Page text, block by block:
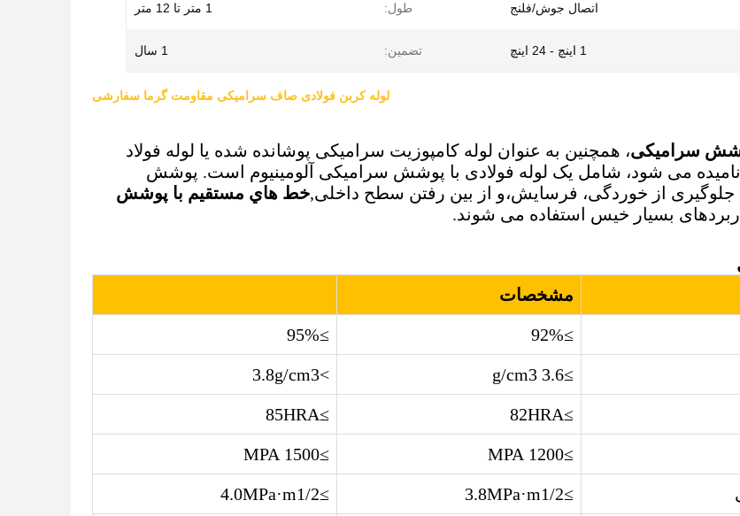
اتصال جوش/فلنج طول: 1 متر تا 12 متر
1 اینچ - 24 اینچ تضمین: 1 سال
لوله کربن فولادی صاف سرامیکی مقاومت گرما سفارشی
سرامیکی، همچنین به عنوان لوله کامپوزیت سرامیکی پوشانده شده یا لوله فولاد
می شود، شامل یک لوله فولادی با پوشش سرامیکی آلومینیوم است. پوشش
جلوگیری از خوردگی، فرسایش،و از بین رفتن سطح داخلی,خط هاي مستقيم با پوشش
بسیار خیس استفاده می شوند.
مشخصات
≥92%
≥95%
≥3.6 g/cm3
>3.8g/cm3
≥82HRA
≥85HRA
≥1200 MPA
≥1500 MPA
≥3.8MPa·m1/2
≥4.0MPa·m1/2